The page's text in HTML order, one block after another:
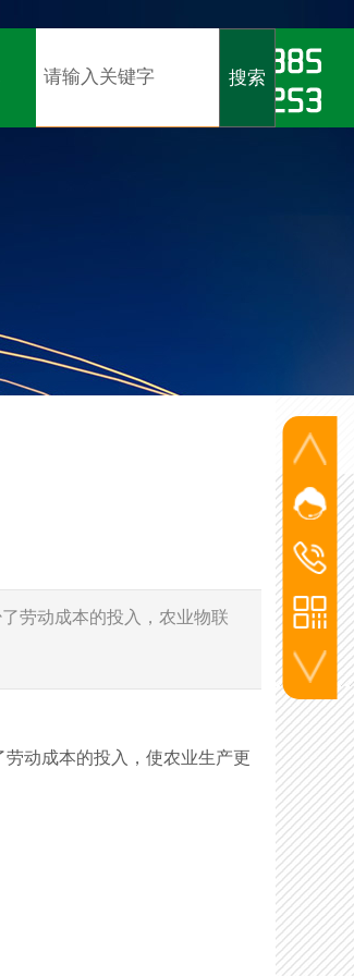
搜索
劳动成本的投入，农业物联
动成本的投入，使农业生产更
网站客
杨
洪经
洪经理
186-
杨经理
136-
李工
130-
添加微信
联系电话